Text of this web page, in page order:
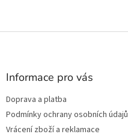
Z
Informace pro vás
Doprava a platba
Podmínky ochrany osobních údajů
Vrácení zboží a reklamace